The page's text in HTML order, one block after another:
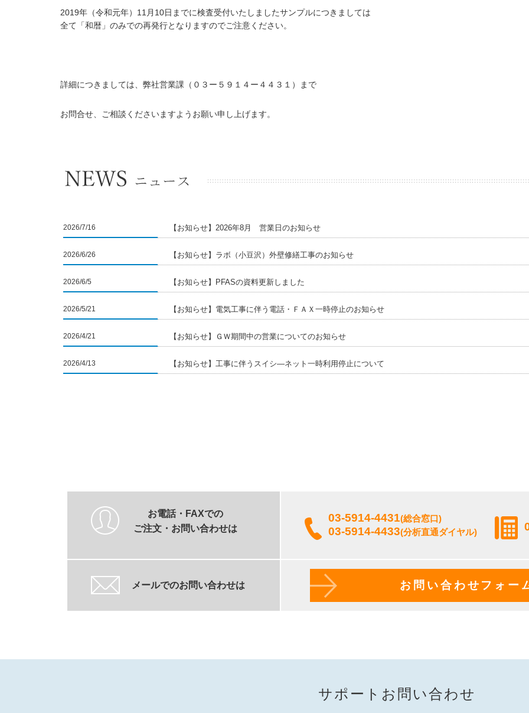
2019年（令和元年）11月10日までに検査受付いたしましたサンプルにつきましては
全て「和暦」のみでの再発行となりますのでご注意ください。
詳細につきましては、弊社営業課（０３ー５９１４ー４４３１）まで
お問合せ、ご相談くださいますようお願い申し上げます。
2026/7/16 【お知らせ】2026年8月 営業日のお知らせ
2026/6/26 【お知らせ】ラボ（小豆沢）外壁修繕工事のお知らせ
2026/6/5 【お知らせ】PFASの資料更新しました
2026/5/21 【お知らせ】電気工事に伴う電話・ＦＡＸ一時停止のお知らせ
2026/4/21 【お知らせ】ＧＷ期間中の営業についてのお知らせ
2026/4/13 【お知らせ】工事に伴うスイシ―ネット一時利用停止について
お電話・FAXでの
ご注文・お問い合わせは
03-5914-4431(総合窓口)
03-5914-4433(分析直通ダイヤル)
メールでのお問い合わせは お問い合わせフォー
サポートお問い合わせ